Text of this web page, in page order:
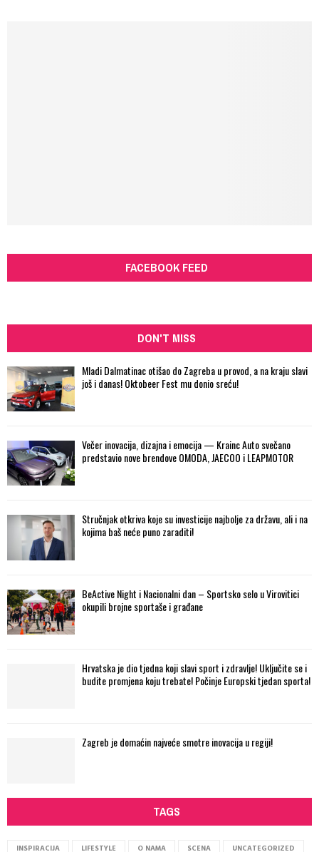
FACEBOOK FEED
DON'T MISS
Mladi Dalmatinac otišao do Zagreba u provod, a na kraju slavi
još i danas! Oktobeer Fest mu donio sreću!
Večer inovacija, dizajna i emocija — Krainc Auto svečano
predstavio nove brendove OMODA, JAECOO i LEAPMOTOR
Stručnjak otkriva koje su investicije najbolje za državu, ali i na
kojima baš neće puno zaraditi!
BeActive Night i Nacionalni dan – Sportsko selo u Virovitici
okupili brojne sportaše i građane
Hrvatska je dio tjedna koji slavi sport i zdravlje! Uključite se i
budite promjena koju trebate! Počinje Europski tjedan sporta!
Zagreb je domaćin najveće smotre inovacija u regiji!
TAGS
INSPIRACIJA LIFESTYLE O NAMA SCENA
UNCATEGORIZED